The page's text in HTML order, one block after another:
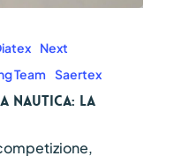
Next
Team Saertex
nautica: la